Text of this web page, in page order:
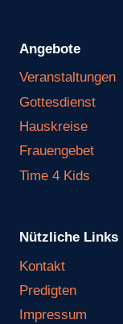
Angebote
Veranstaltungen
Gottesdienst
Hauskreise
Frauengebet
Time 4 Kids
Nützliche Links
Kontakt
Predigten
Impressum